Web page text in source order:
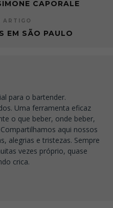
CAPORALE
ARTIGO
EM SÃO PAULO
para o bartender.
Uma ferramenta eficaz
o que beber, onde beber,
aqui nossos
alegrias e tristezas. Sempre
vezes próprio, quase
crica.